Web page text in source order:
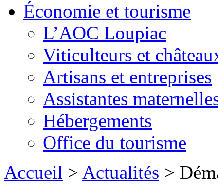
Économie et tourisme
L’AOC Loupiac
Viticulteurs et
Artisans et entreprises
Assistantes
Hébergements
Office du tourisme
Accueil > Actualités >